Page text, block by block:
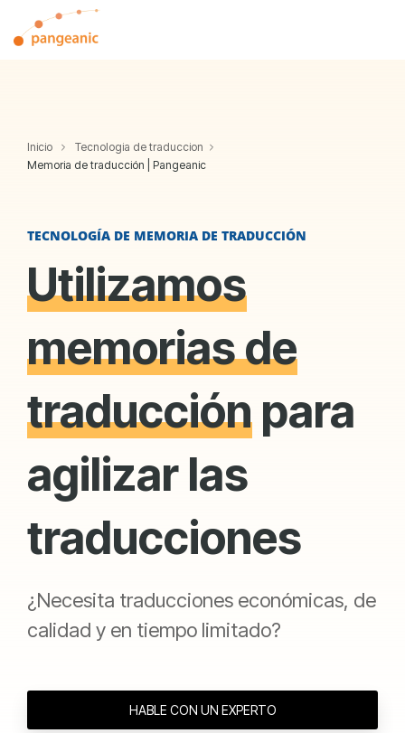
the
Inicio
Tecnologia de traduccion
Memoria de traducción | Pangeanic
TECNOLOGÍA DE MEMORIA DE TRADUCCIÓN
Utilizamos
memorias de
traducción para
agilizar las
traducciones
¿Necesita traducciones económicas, de
calidad y en tiempo limitado?
HABLE CON UN EXPERTO